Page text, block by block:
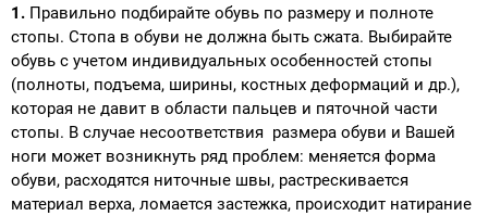
1. Правильно подбирайте обувь по размеру и полноте
стопы. Стопа в обуви не должна быть сжата. Выбирайте
обувь с учетом индивидуальных особенностей стопы
(полноты, подъема, ширины, костных деформаций и др.),
которая не давит в области пальцев и пяточной части
стопы. В случае несоответствия размера обуви и Вашей
ноги может возникнуть ряд проблем: меняется форма
обуви, расходятся ниточные швы, растрескивается
материал верха, ломается застежка, происходит натирание